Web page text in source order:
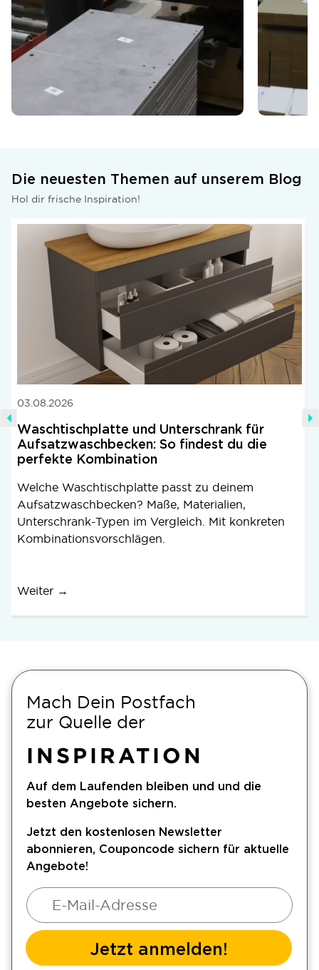
Die neuesten Themen auf unserem Blog
Hol dir frische Inspiration!
03.08.2026
Waschtischplatte und Unterschrank für
Aufsatzwaschbecken: So findest du die
perfekte Kombination
Welche Waschtischplatte passt zu deinem
Aufsatzwaschbecken? Maße, Materialien,
Unterschrank-Typen im Vergleich. Mit konkreten
Kombinationsvorschlägen.
Weiter →
Mach Dein Postfach
zur Quelle der
INSPIRATION
Auf dem Laufenden bleiben und und die
besten Angebote sichern.
Jetzt den kostenlosen Newsletter
abonnieren, Couponcode sichern für aktuelle
Angebote!
Jetzt anmelden!